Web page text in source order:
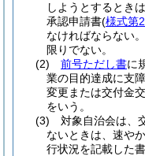
しようとするとき
承認申請書(様式第
なければならない。
限りでない。
(2)
前号ただし書に
業の目的達成に支
変更または交付金
をいう。
(3)
対象自治会は、
ないときは、速や
行状況を記載した